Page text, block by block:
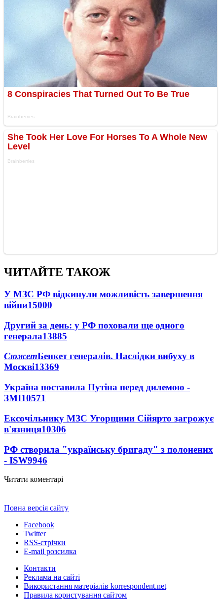
ЧИТАЙТЕ ТАКОЖ
У МЗС РФ відкинули можливість завершення
війни15000
Другий за день: у РФ поховали ще одного
генерала13885
СюжетБенкет генералів. Наслідки вибуху в
Москві13369
Україна поставила Путіна перед дилемою -
ЗМІ10571
Ексочільнику МЗС Угорщини Сійярто загрожує
в'язниця10306
РФ створила "українську бригаду" з полонених
- ISW9946
Читати коментарі
Повна версія сайту
Facebook
Twitter
RSS-стрічки
E-mail розсилка
Контакти
Реклама на сайті
Використання матеріалів korrespondent.net
Правила користування сайтом